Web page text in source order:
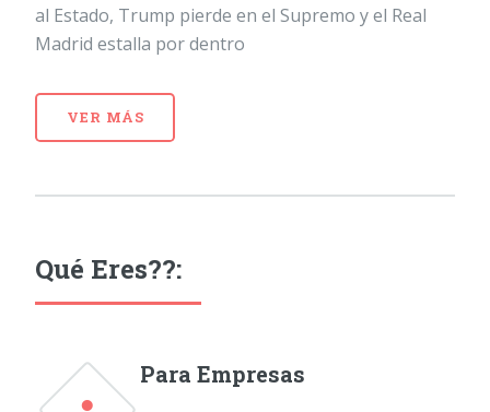
al Estado, Trump pierde en el Supremo y el Real
Madrid estalla por dentro
VER MÁS
Qué Eres??:
Para Empresas